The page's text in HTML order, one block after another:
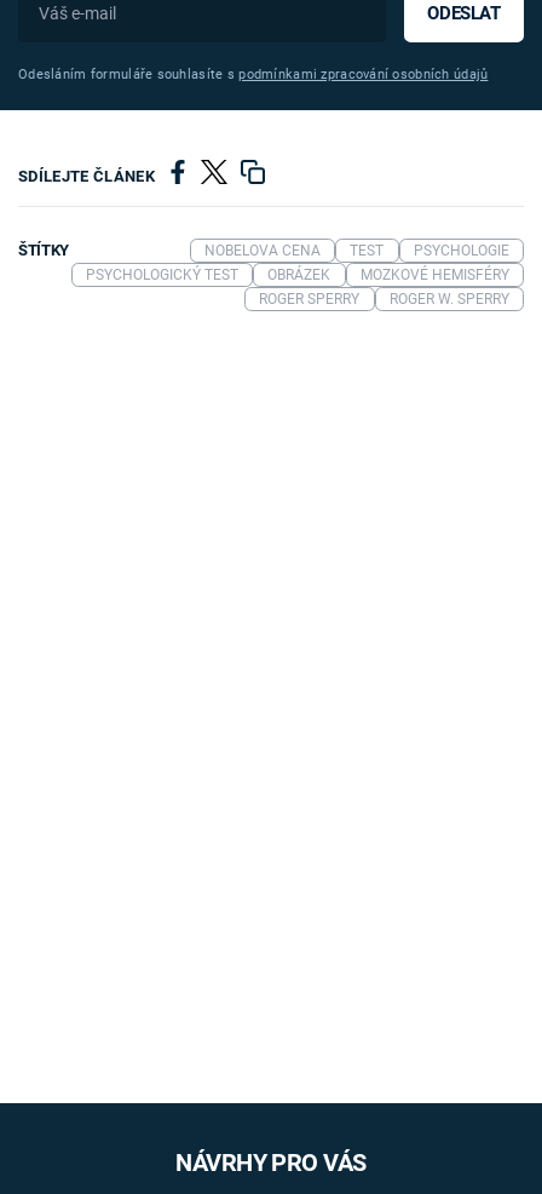
ODESLAT
Odesláním formuláře souhlasíte spodmínkami zpracování osobních údajů
SDÍLEJTE ČLÁNEK
ŠTÍTKY NOBELOVA CENA TEST
PSYCHOLOGIE
PSYCHOLOGICKÝ TEST
OBRÁZEK
MOZKOVÉ HEMISFÉRY
ROGER SPERRY
ROGER W. SPERRY
NÁVRHY PRO VÁS